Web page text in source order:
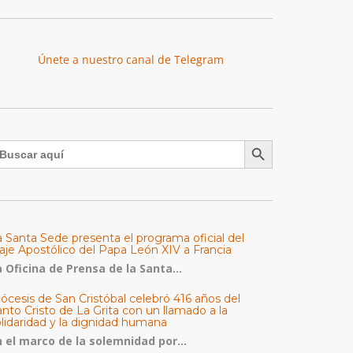
Únete a nuestro canal de Telegram
Botón de búsqueda
Santa Sede presenta el programa oficial del
Apostólico del Papa León XIV a Francia
Oficina de Prensa de la Santa...
de San Cristóbal celebró 416 años del
Cristo de La Grita con un llamado a la
y la dignidad humana
el marco de la solemnidad por...